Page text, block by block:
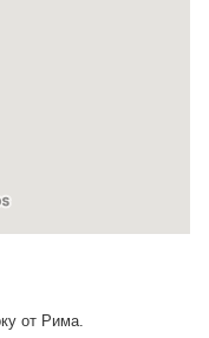
от Рима.